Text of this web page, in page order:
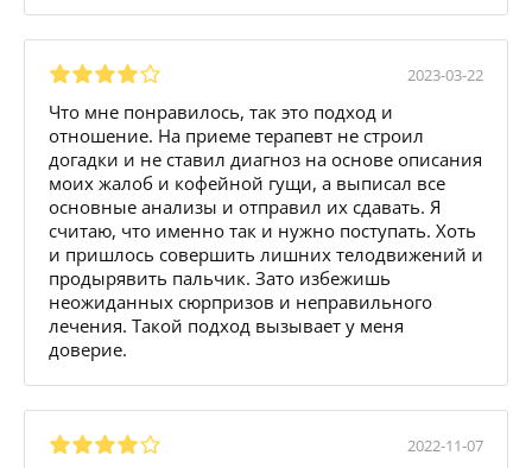
2023-03-22
Что мне понравилось, так это подход и
отношение. На приеме терапевт не строил
догадки и не ставил диагноз на основе описания
моих жалоб и кофейной гущи, а выписал все
основные анализы и отправил их сдавать. Я
считаю, что именно так и нужно поступать. Хоть
и пришлось совершить лишних телодвижений и
продырявить пальчик. Зато избежишь
неожиданных сюрпризов и неправильного
лечения. Такой подход вызывает у меня
доверие.
2022-11-07